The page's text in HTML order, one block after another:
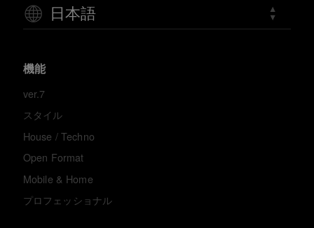
日本語
機能
ver.7
スタイル
House / Techno
Open Format
Mobile & Home
プロフェッショナル